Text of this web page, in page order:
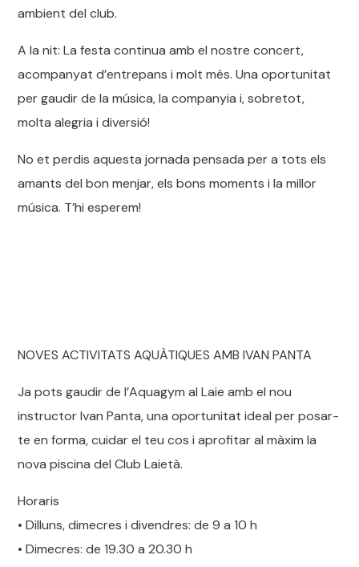
ambient del club.
A la nit: La festa continua amb el nostre concert,
acompanyat d’entrepans i molt més. Una oportunitat
per gaudir de la música, la companyia i, sobretot,
molta alegria i diversió!
No et perdis aquesta jornada pensada per a tots els
amants del bon menjar, els bons moments i la millor
música. T’hi esperem!
NOVES ACTIVITATS AQUÀTIQUES AMB IVAN PANTA
Ja pots gaudir de l’Aquagym al Laie amb el nou
instructor Ivan Panta, una oportunitat ideal per posar-
te en forma, cuidar el teu cos i aprofitar al màxim la
nova piscina del Club Laietà.
Horaris
• Dilluns, dimecres i divendres: de 9 a 10 h
• Dimecres: de 19.30 a 20.30 h